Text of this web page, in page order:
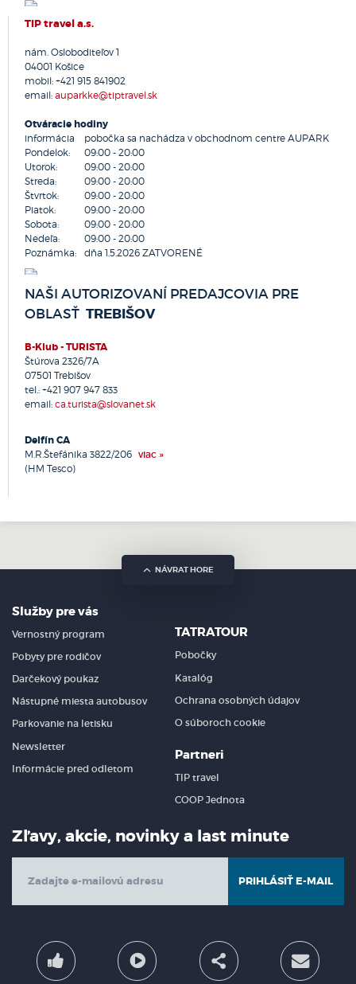
Olomouc
Ostrava
Partizánske
Pezinok
Poprad
Považská Bystrica
Praha
Prešov
Prievidza
Prostějov
Pruské
Revúca
Rimavská Sobota
Rožnov pod Radhoštěm
Ruskov
Ružomberok
Sabinov
Senica
Sereď
Sobrance
Stará Lesná
Stropkov
Stupava
Sučany
Svätý Jur
Šahy
Šaštín-Stráže
Špačince
Šurany
Trebišov
Trenčianska Teplá
Trenčianske Teplice
TIP travel a.s.
nám. Osloboditeľov 1
04001 Košice
mobil: +421 915 841902
email: auparkke@tiptravel.sk
Otváracie hodiny
informácia pobočka sa nachádza v obchodnom centre AUPARK
Pondelok:
09:00 - 20:00
Utorok:
09:00 - 20:00
Streda:
09:00 - 20:00
Štvrtok:
09:00 - 20:00
Piatok:
09:00 - 20:00
Sobota:
09:00 - 20:00
Nedeľa:
09:00 - 20:00
Poznámka:
dňa 1.5.2026 ZATVORENÉ
NAŠI AUTORIZOVANÍ PREDAJCOVIA PRE
OBLASŤ TREBIŠOV
B-Klub - TURISTA
Štúrova 2326/7A
07501 Trebišov
tel.: +421 907 947 833
email: ca.turista@slovanet.sk
Delfín CA
M.R.Štefánika 3822/206 viac »
(HM Tesco)
NÁVRAT HORE
Služby pre vás
Vernostný program
Pobyty pre rodičov
Darčekový poukaz
Nástupné miesta autobusov
Parkovanie na letisku
Newsletter
Informácie pred odletom
TATRATOUR
Pobočky
Katalóg
Ochrana osobných údajov
O súboroch cookie
Partneri
TIP travel
COOP Jednota
Zľavy, akcie, novinky a last minute
PRIHLÁSIŤ E-MAIL